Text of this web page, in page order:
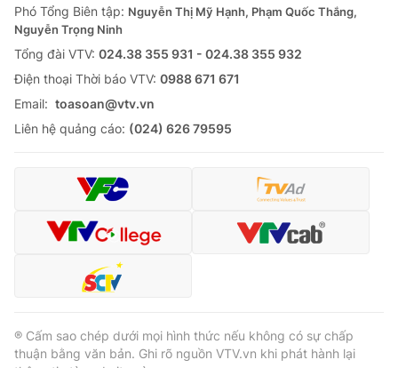
Thị trường
Tư vấn
Lịch phát sóng
Chuyên mục khác
Emagazine Podcast
Video Shorts video
VTV Money
VTV Sức khoẻ Bất động sản
Phó Tổng Biên tập: Nguyễn Thị Mỹ Hạnh, Phạm Quốc Thắng,
Nguyễn Trọng Ninh
Tổng đài VTV: 024.38 355 931 - 024.38 355 932
Ðiện thoại Thời báo VTV: 0988 671 671
Email: toasoan@vtv.vn
Liên hệ quảng cáo: (024) 626 79595
® Cấm sao chép dưới mọi hình thức nếu không có sự chấp
thuận bằng văn bản. Ghi rõ nguồn VTV.vn khi phát hành lại